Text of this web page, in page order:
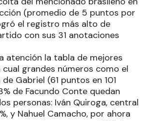
(promedio de 5 puntos por
el registro más alto de
con sus 31 anotaciones
atención la tabla de mejores
grandes números como el
Gabriel (61 puntos en 101
de Facundo Conte quedan
personas: Iván Quiroga, central
y Nahuel Camacho, por ahora